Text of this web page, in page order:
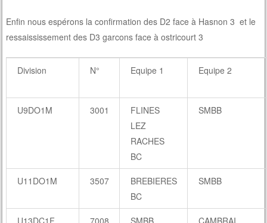
Enfin nous espérons la confirmation des D2 face à Hasnon 3 et le
ressaississement des D3 garcons face à ostricourt 3
Division N° Equipe 1 Equipe 2
U9DO1M 3001
FLINES
LEZ
RACHES
BC
SMBB
U11DO1M 3507
BREBIERES
BC
SMBB
U13DC1F 7008 SMBB CAMBRAI